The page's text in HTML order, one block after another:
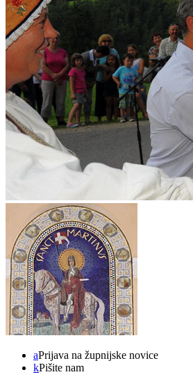
aPrijava na župnijske novice
kPišite nam